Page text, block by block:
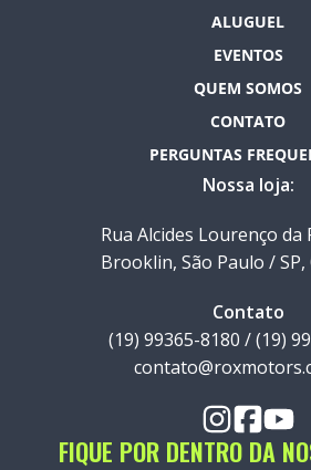
ALUGUEL
EVENTOS
QUEM SOMOS
CONTATO
PERGUNTAS
Nossa loja:
Rua Alcides Lourenço da
Brooklin, São Paulo / SP,
Contato
(19) 99365-8180 / (19)
FIQUE POR DENTRO DA